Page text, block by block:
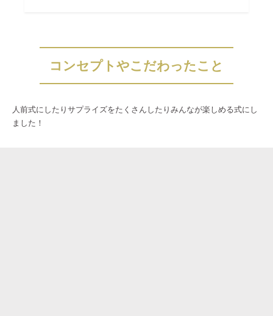
コンセプトやこだわったこと
人前式にしたりサプライズをたくさんしたりみんなが楽しめる式にし
ました！